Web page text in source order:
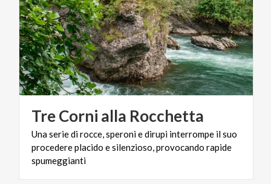
TreCorni alla Rocchetta
Una serie di rocce, speroni e dirupi interrompe il suo
procedere placido e silenzioso, provocando rapide
spumeggianti